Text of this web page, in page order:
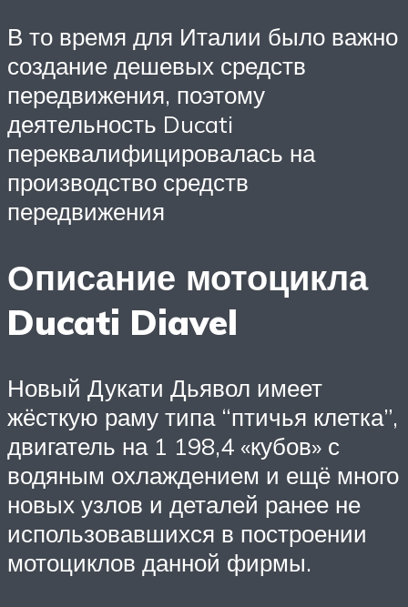
В то время для Италии было важно
создание дешевых средств
передвижения, поэтому
деятельность Ducati
переквалифицировалась на
производство средств
передвижения
Описание мотоцикла
Ducati Diavel
Новый Дукати Дьявол имеет
жёсткую раму типа “птичья клетка”,
двигатель на 1 198,4 «кубов» с
водяным охлаждением и ещё много
новых узлов и деталей ранее не
использовавшихся в построении
мотоциклов данной фирмы.